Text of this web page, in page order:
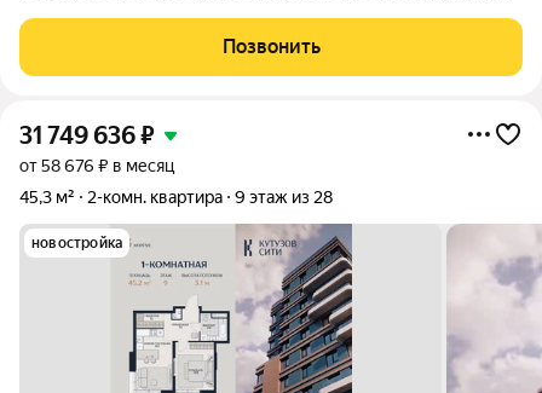
инфраструктурой. Просторная лоджия соединена с кухней и
спальней, она станет отличным местом
Позвонить
31 749 636₽
от 58 676 ₽ в месяц
45,3 м²
2-комн. квартира 9 этаж из 28
новостройка